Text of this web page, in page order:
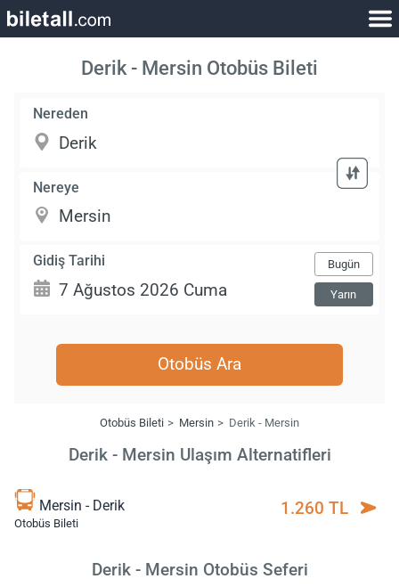
Derik - Mersin Otobüs Bileti
Nereden
Nereye
Gidiş Tarihi Bugün
Yarın
Otobüs Ara
Otobüs Bileti Mersin Derik - Mersin
Derik - Mersin Ulaşım Alternatifleri
Mersin - Derik
Otobüs Bileti
1.260 TL
Derik - Mersin Otobüs Seferi